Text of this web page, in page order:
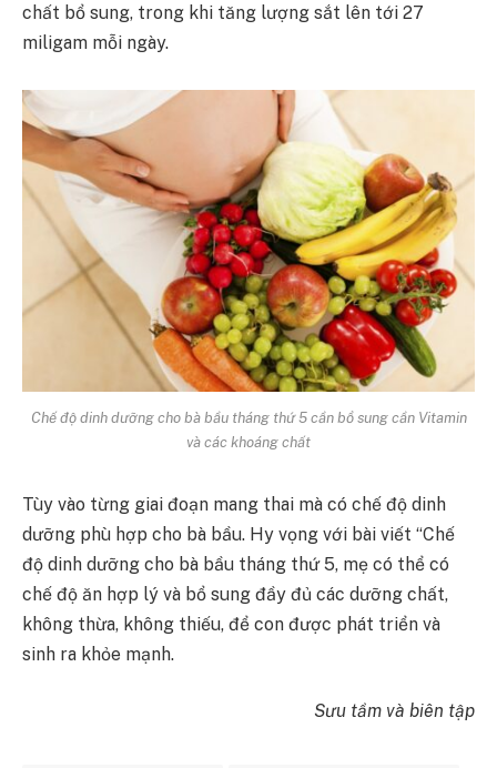
chất bổ sung, trong khi tăng lượng sắt lên tới 27
miligam mỗi ngày.
Chế độ dinh dưỡng cho bà bầu tháng thứ 5 cần bổ sung cần Vitamin
và các khoáng chất
Tùy vào từng giai đoạn mang thai mà có chế độ dinh
dưỡng phù hợp cho bà bầu. Hy vọng với bài viết “Chế
độ dinh dưỡng cho bà bầu tháng thứ 5, mẹ có thể có
chế độ ăn hợp lý và bổ sung đầy đủ các dưỡng chất,
không thừa, không thiếu, để con được phát triển và
sinh ra khỏe mạnh.
Sưu tầm và biên tập